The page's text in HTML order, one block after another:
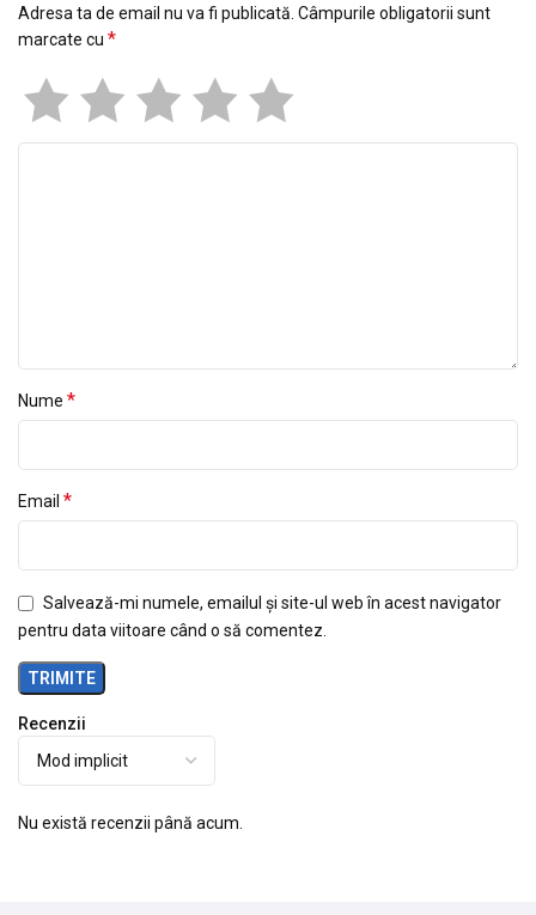
Recenzii
Nu există recenzii până acum.
Adresa ta de email nu va fi publicată. Câmpurile obligatorii sunt
marcate cu *
Nume *
Email *
Salvează-mi numele, emailul și site-ul web în acest navigator
pentru data viitoare când o să comentez.